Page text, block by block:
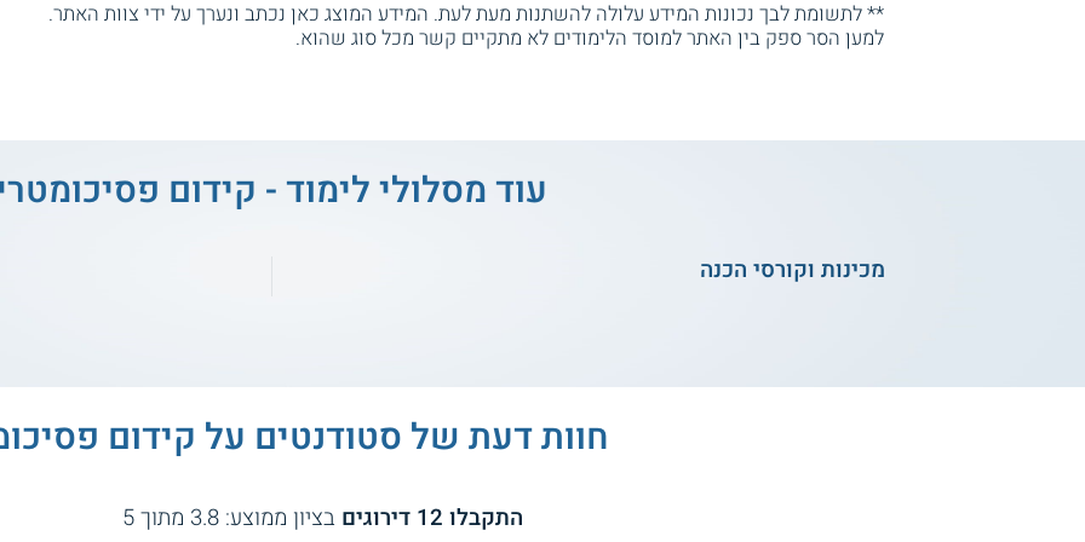
** לתשומת לבך נכונות המידע עלולה להשתנות מעת לעת. המידע המוצג כאן נכתב ונערך על ידי צוות האתר.
למען הסר ספק בין האתר למוסד הלימודים לא מתקיים קשר מכל סוג שהוא.
עוד מסלולי לימוד - קידום
מכינות וקורסי הכנה
חוות דעת של סטודנטים על קידום
התקבלו 12 דירוגים בציון ממוצע: 3.8 מתוך5